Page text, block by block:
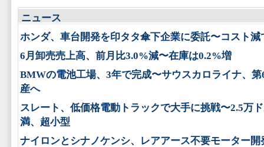
ニュース
ホンダ、車台開発を印タタ傘下企業に委託〜コスト減
6月卸売売上高、前月比3.0%減〜在庫は0.2%増
BMWの電池工場、3年で完成〜サウスカロライナ、第
産へ
スレート、低価格電動トラックで大手に挑戦〜2.5万
満、超小型
ナイロンとシナノケンシ、レアアース不要モーター開